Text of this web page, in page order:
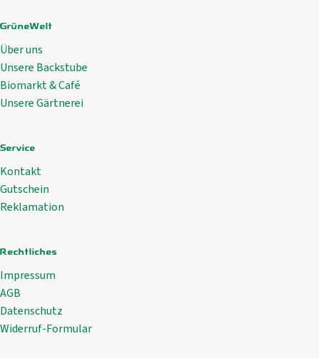
GrüneWelt
Über uns
Unsere Backstube
Biomarkt & Café
Unsere Gärtnerei
Service
Kontakt
Gutschein
Reklamation
Rechtliches
Impressum
AGB
Datenschutz
Widerruf-Formular